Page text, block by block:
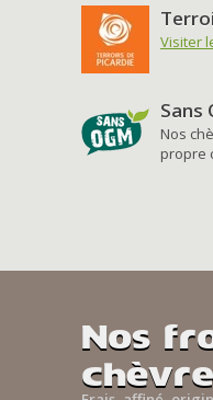
Visiter
Sans
Nos
propre
Nos